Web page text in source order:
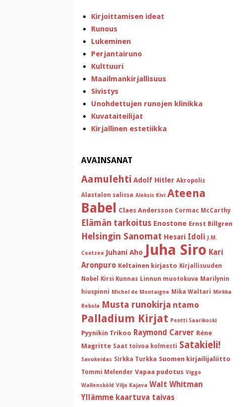
Kirjoittamisen ideat
Runous
Lukeminen
Perjantairuno
Kulttuuri
Maailmankirjallisuus
Sivistys
Unohdettujen runojen klinikka
Kuvataiteilijat
Kirjallinen estetiikka
AVAINSANAT
Aamulehti Adolf Hitler Akropolis
Alastalon salissa Aleksis Kivi Ateena
Babel Claes Andersson Cormac McCarthy
Elämän tarkoitus Enostone Ernst Billgren
Helsingin Sanomat Hesari Idoli J.M.
Coetzee Juhani Aho Juha Siro Kari
Aronpuro Keltainen kirjasto Kirjallisuuden
Nobel
Kirsi Kunnas Linnun muotokuva Marilynin
hiuspinni Michel de Montaigne Mika Waltari Mirkka
Rekola Musta runokirja ntamo
Palladium Kirjat Pentti Saarikoski
Pyynikin Trikoo Raymond Carver Réne
Magritte Saat toivoa kolmesti Satakieli!
Savukeidas Sirkka Turkka Suomen kirjailijaliitto
Tommi Melender Vapaa pudotus Viggo
Wallensköld Viljo Kajava Walt Whitman
Yllämme kaartuva taivas